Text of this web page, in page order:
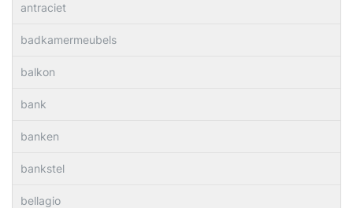
antraciet
badkamermeubels
balkon
bank
banken
bankstel
bellagio